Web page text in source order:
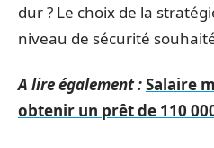
dur ? Le choix de la
niveau de sécurité
A lire également :Salaire
obtenir un prêt de 110